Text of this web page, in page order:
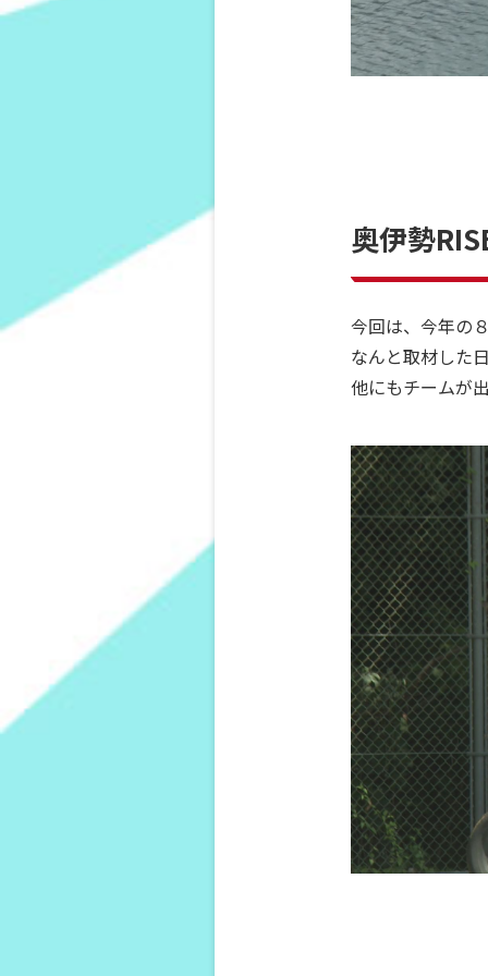
奥伊勢
今回は、今年の
なんと取材した
他にもチームが